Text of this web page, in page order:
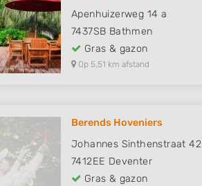
Apenhuizerweg 14 a
7437SB Bathmen
Gras & gazon
Op 5,51 km afstand
Berends Hoveniers
Johannes Sinthenstraat 42
7412EE Deventer
Gras & gazon